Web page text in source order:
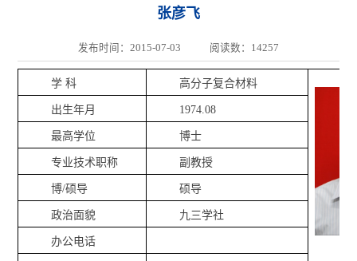
张彦飞
发布时间：2015-07-03 阅读数： 14257
学 科 高分子复合材料
出生年月 1974.08
最高学位 博士
专业技术职称 副教授
博/硕导 硕导
政治面貌 九三学社
办公电话